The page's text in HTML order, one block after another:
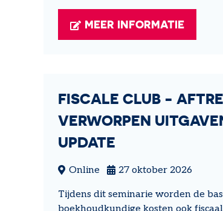
MEER INFORMATIE
FISCALE CLUB -
VERWORPEN
UPDATE
Online 27 oktober 2026
Tijdens dit seminarie worden de